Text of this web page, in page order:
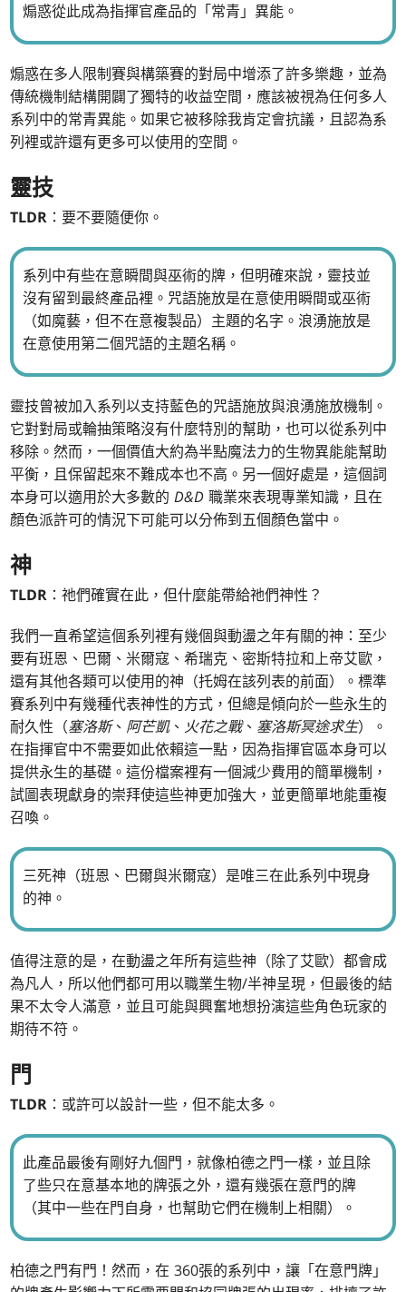
煽惑從此成為指揮官產品的「常青」異能。
煽惑在多人限制賽與構築賽的對局中增添了許多樂趣，並為
傳統機制結構開闢了獨特的收益空間，應該被視為任何多人
系列中的常青異能。如果它被移除我肯定會抗議，且認為系
列裡或許還有更多可以使用的空間。
靈技
TLDR ：要不要隨便你。
系列中有些在意瞬間與巫術的牌，但明確來說，靈技並
沒有留到最終產品裡。咒語施放是在意使用瞬間或巫術
（如魔藝，但不在意複製品）主題的名字。浪湧施放是
在意使用第二個咒語的主題名稱。
靈技曾被加入系列以支持藍色的咒語施放與浪湧施放機制。
它對對局或輪抽策略沒有什麼特別的幫助，也可以從系列中
移除。然而，一個價值大約為半點魔法力的生物異能能幫助
平衡，且保留起來不難成本也不高。另一個好處是，這個詞
本身可以適用於大多數的 D&D職業來表現專業知識，且在
顏色派許可的情況下可能可以分佈到五個顏色當中。
神
TLDR ：祂們確實在此，但什麼能帶給祂們神性？
我們一直希望這個系列裡有幾個與動盪之年有關的神：至少
要有班恩、巴爾、米爾寇、希瑞克、密斯特拉和上帝艾歐，
還有其他各類可以使用的神（托姆在該列表的前面）。標準
賽系列中有幾種代表神性的方式，但總是傾向於一些永生的
耐久性（塞洛斯、 阿芒凱、 火花之戰、 塞洛斯冥途求生）。
在指揮官中不需要如此依賴這一點，因為指揮官區本身可以
提供永生的基礎。這份檔案裡有一個減少費用的簡單機制，
試圖表現獻身的崇拜使這些神更加強大，並更簡單地能重複
召喚。
三死神（班恩、巴爾與米爾寇）是唯三在此系列中現身
的神。
值得注意的是，在動盪之年所有這些神（除了艾歐）都會成
為凡人，所以他們都可用以職業生物/半神呈現，但最後的結
果不太令人滿意，並且可能與興奮地想扮演這些角色玩家的
期待不符。
門
TLDR ：或許可以設計一些，但不能太多。
此產品最後有剛好九個門，就像柏德之門一樣，並且除
了些只在意基本地的牌張之外，還有幾張在意門的牌
（其中一些在門自身，也幫助它們在機制上相關）。
柏德之門有門！然而，在 360張的系列中，讓「在意門牌」